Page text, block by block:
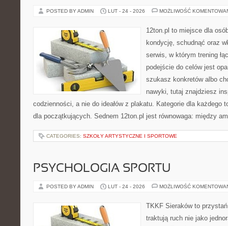
POSTED BY ADMIN LUT - 24 - 2026 MOŻLIWOŚĆ
12ton.pl to miejsce dla
kondycję, schudnąć oraz
serwis, w którym trening
podejście do celów jest
szukasz konkretów albo
nawyki, tutaj znajdziesz
codzienności, a nie do ideałów z plakatu. Kategorie dla każdego
dla początkujących. Sednem 12ton.pl jest równowaga: między
CATEGORIES: SZKOŁY ARTYSTYCZNE I SPORTOWE
PSYCHOLOGIA SPORTU
POSTED BY ADMIN LUT - 24 - 2026 MOŻLIWOŚĆ
TKKF Sieraków to
traktują ruch nie jako